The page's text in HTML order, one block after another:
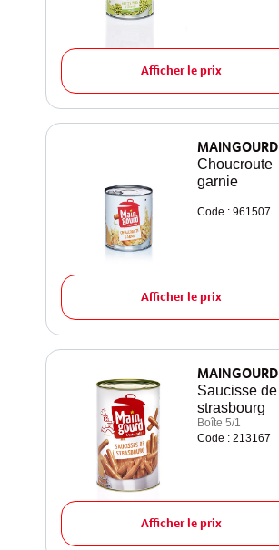
Afficher le prix
MAINGOURD
Choucroute
garnie
Code : 961507
Afficher le prix
MAINGOURD
Saucisse de
strasbourg
Boîte 5/1
Code : 213167
Afficher le prix